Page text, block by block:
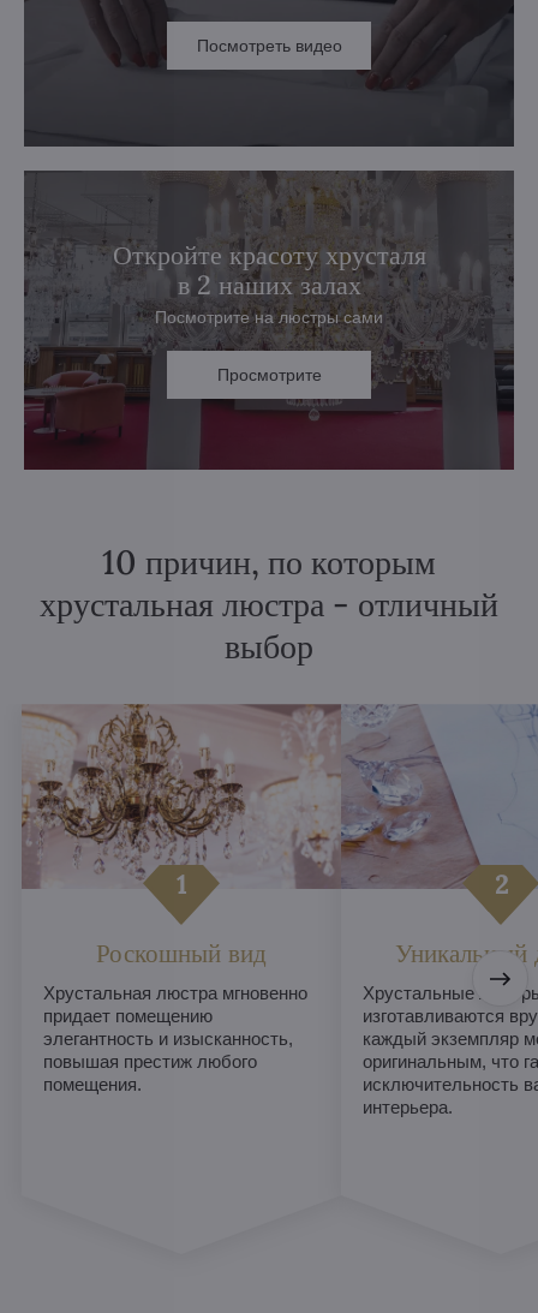
Посмотреть видео
Откройте красоту хрусталя
в 2 наших залах
Посмотрите на люстры сами
Просмотрите
10 причин, по которым
хрустальная люстра - отличный
выбор
Роскошный вид
Хрустальная люстра мгновенно
придает помещению
элегантность и изысканность,
повышая престиж любого
помещения.
Уникальный
Хрустальные
изготавливаются
каждый экземпляр
оригинальным, что
исключительность
интерьера.